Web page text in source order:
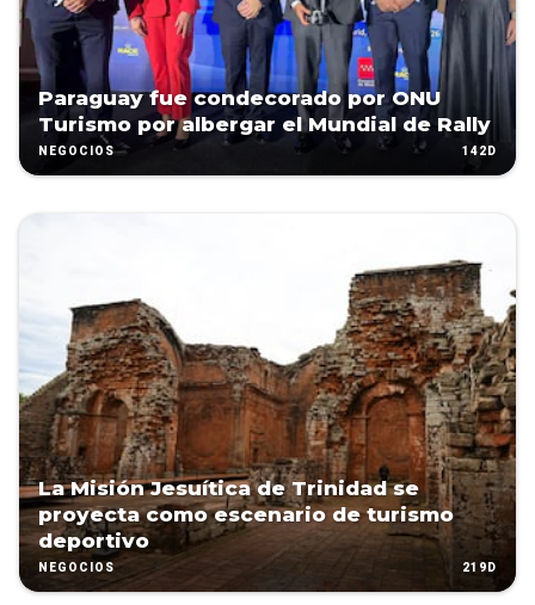
Paraguay fue condecorado por ONU
Turismo por albergar el Mundial de Rally
NEGOCIOS 142D
La Misión Jesuítica de Trinidad se
proyecta como escenario de turismo
deportivo
NEGOCIOS 219D